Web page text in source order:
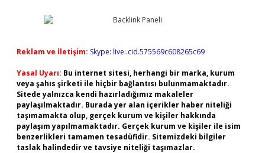
Reklam ve İletişim: Skype: live:.cid.575569c608265c69
Yasal Uyarı: Bu internet sitesi, herhangi bir marka, kurum
veya şahıs şirketi ile hiçbir bağlantısı bulunmamaktadır.
Sitede yalnızca kendi hazırladığımız makaleler
paylaşılmaktadır. Burada yer alan içerikler haber niteliği
taşımamakta olup, gerçek kurum ve kişiler hakkında
paylaşım yapılmamaktadır. Gerçek kurum ve kişiler ile isim
benzerlikleri tamamen tesadüfidir. Sitemizdeki bilgiler
taslak halindedir ve tavsiye niteliği taşımazlar.